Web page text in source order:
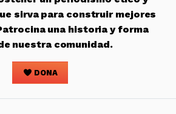
sirva para construir mejores
una historia y forma
nuestra comunidad.
DONA